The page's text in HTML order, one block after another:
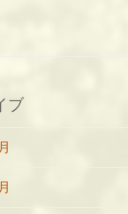
ブ